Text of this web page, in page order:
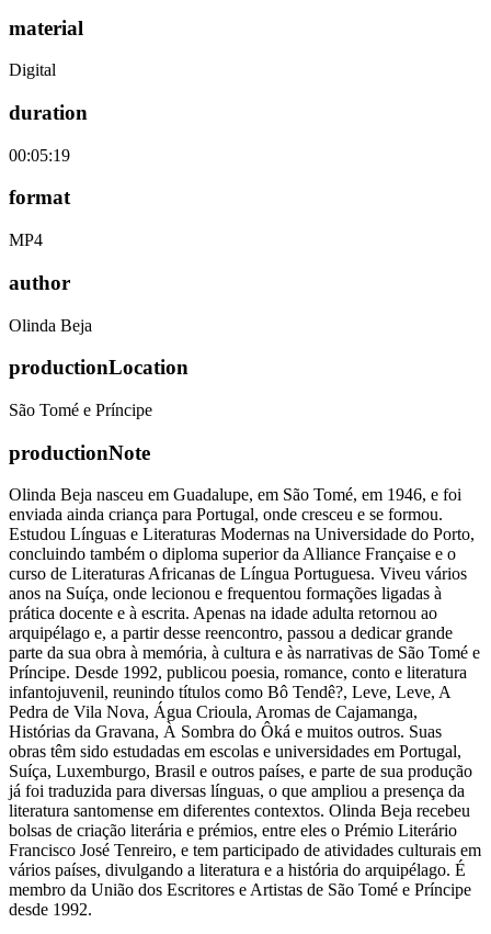
material
Digital
duration
00:05:19
format
MP4
author
Olinda Beja
productionLocation
São Tomé e Príncipe
productionNote
Olinda Beja nasceu em Guadalupe, em São Tomé, em 1946, e foi
enviada ainda criança para Portugal, onde cresceu e se formou.
Estudou Línguas e Literaturas Modernas na Universidade do Porto,
concluindo também o diploma superior da Alliance Française e o
curso de Literaturas Africanas de Língua Portuguesa. Viveu vários
anos na Suíça, onde lecionou e frequentou formações ligadas à
prática docente e à escrita. Apenas na idade adulta retornou ao
arquipélago e, a partir desse reencontro, passou a dedicar grande
parte da sua obra à memória, à cultura e às narrativas de São Tomé e
Príncipe. Desde 1992, publicou poesia, romance, conto e literatura
infantojuvenil, reunindo títulos como Bô Tendê?, Leve, Leve, A
Pedra de Vila Nova, Água Crioula, Aromas de Cajamanga,
Histórias da Gravana, À Sombra do Ôká e muitos outros. Suas
obras têm sido estudadas em escolas e universidades em Portugal,
Suíça, Luxemburgo, Brasil e outros países, e parte de sua produção
já foi traduzida para diversas línguas, o que ampliou a presença da
literatura santomense em diferentes contextos. Olinda Beja recebeu
bolsas de criação literária e prémios, entre eles o Prémio Literário
Francisco José Tenreiro, e tem participado de atividades culturais em
vários países, divulgando a literatura e a história do arquipélago. É
membro da União dos Escritores e Artistas de São Tomé e Príncipe
desde 1992.